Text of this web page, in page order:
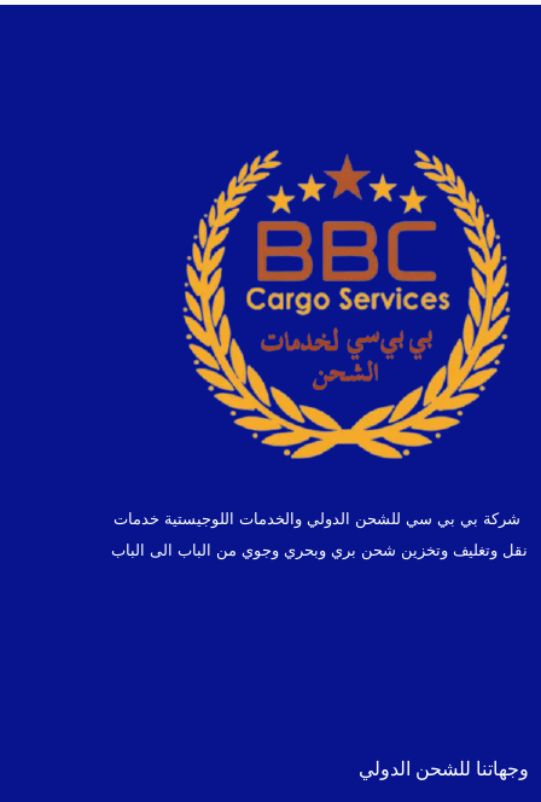
شركة بي بي سي للشحن الدولي والخدمات اللوجيستية خدمات
نقل وتغليف وتخزين شحن بري وبحري وجوي من الباب الى الباب
وجهاتنا للشحن الدولي